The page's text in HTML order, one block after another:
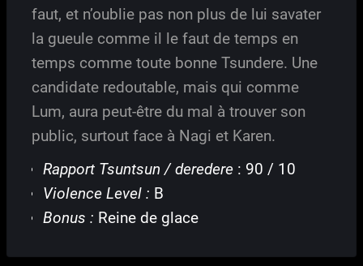
faut, et n’oublie pas non plus de lui savater
la gueule comme il le faut de temps en
temps comme toute bonne Tsundere. Une
candidate redoutable, mais qui comme
Lum, aura peut-être du mal à trouver son
public, surtout face à Nagi et Karen.
Rapport Tsuntsun / deredere: 90 / 10
Violence Level : B
Bonus : Reine de glace